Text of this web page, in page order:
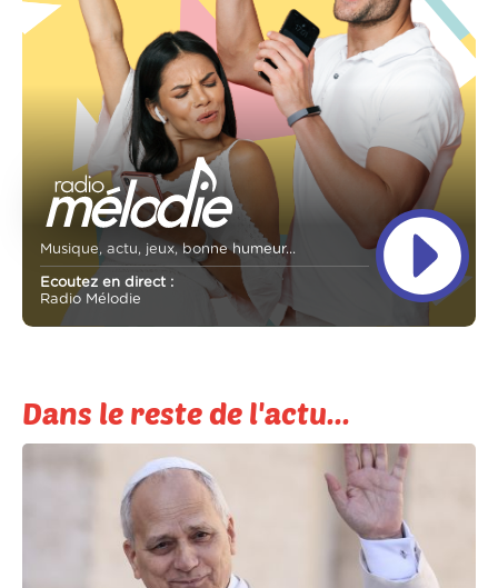
Musique, actu, jeux, bonne humeur...
Ecoutez en direct :
Radio Mélodie
Dans le reste de l'actu...